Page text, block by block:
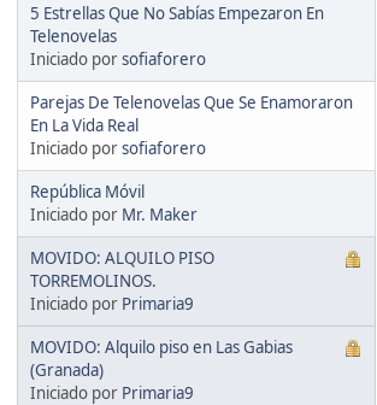
5 Estrellas Que No Sabías Empezaron En
Telenovelas
Iniciado porsofiaforero
Parejas De Telenovelas Que Se Enamoraron
En La Vida Real
Iniciado porsofiaforero
República Móvil
Iniciado por Mr. Maker
MOVIDO: ALQUILO PISO
TORREMOLINOS.
Iniciado por Primaria9
MOVIDO: Alquilo piso en Las Gabias
(Granada)
Iniciado por Primaria9